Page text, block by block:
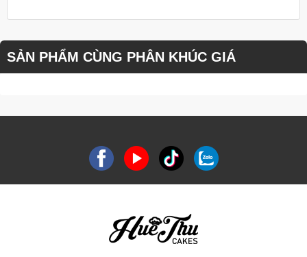
SẢN PHẨM CÙNG PHÂN KHÚC GIÁ